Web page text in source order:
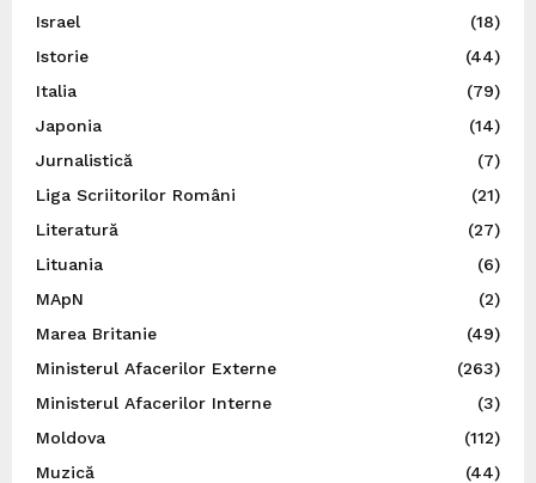
Israel
(18)
Istorie
(44)
Italia
(79)
Japonia
(14)
Jurnalistică
(7)
Liga Scriitorilor Români
(21)
Literatură
(27)
Lituania
(6)
MApN
(2)
Marea Britanie
(49)
Ministerul Afacerilor Externe
(263)
Ministerul Afacerilor Interne
(3)
Moldova
(112)
Muzică
(44)